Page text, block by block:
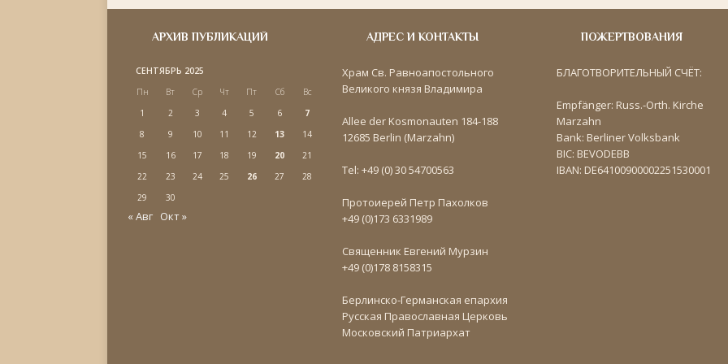
АРХИВ ПУБЛИКАЦИЙ
СЕНТЯБРЬ 2025
Пн
Вт Ср Чт Пт Сб
Вс
1
2 3 4 5 6
7
8
9 10 11 12 13
14
15
16 17 18 19 20
21
22
23 24 25 26 27
28
29
30
« Авг Окт »
АДРЕС И КОНТАКТЫ
Храм Св. Равноапостольного
Великого князя Владимира
Allee der Kosmonauten 184-188
12685 Berlin (Marzahn)
Tel: +49 (0) 30 54700563
Протоиерей Петр Пахолков
+49 (0)173 6331989
Священник Евгений Мурзин
+49 (0)178 8158315
Берлинско-Германская епархия
Русская Православная Церковь
Московский Патриархат
ПОЖЕРТВОВАНИЯ
БЛАГОТВОРИТЕЛЬНЫЙ СЧЁТ:
Empfänger: Russ.-Orth. Kirche
Marzahn
Bank: Berliner Volksbank
BIC: BEVODEBB
IBAN: DE64100900002251530001